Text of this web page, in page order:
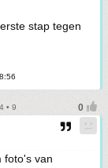
stap tegen
• 9
foto's van